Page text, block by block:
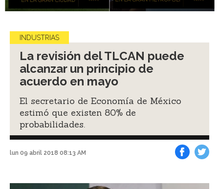
INDUSTRIAS
La revisión del TLCAN puede
alcanzar un principio de
acuerdo en mayo
El secretario de Economía de México
estimó que existen 80% de
probabilidades.
lun 09 abril 2018 08:13 AM